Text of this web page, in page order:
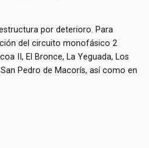
por deterioro. Para
del circuito monofásico 2
II, El Bronce, La Yeguada, Los
Pedro de Macorís, así como en